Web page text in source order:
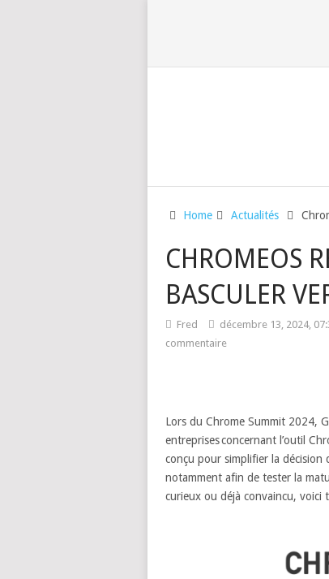
Home Actualités
CHROMEOS
BASCULER
Fred décembre 13, 2024,
commentaire
Lors du Chrome Summit 2024,
entreprises concernant l’outil
conçu pour simplifier la décision
notamment afin de tester la
curieux ou déjà convaincu, voici